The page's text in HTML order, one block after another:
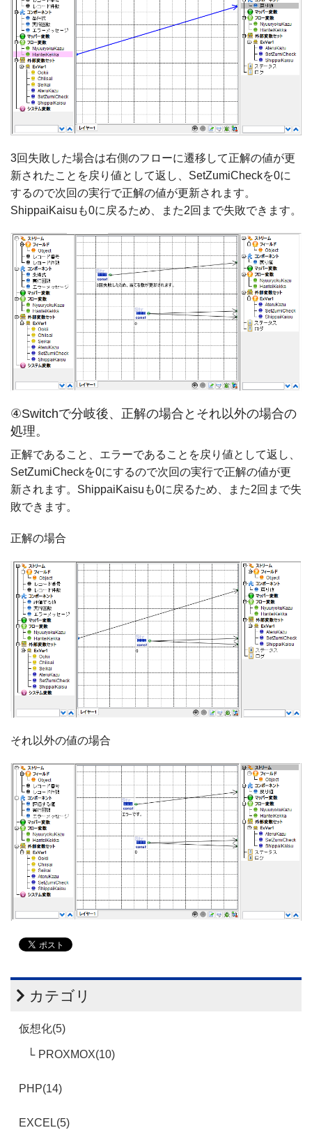
3回失敗した場合は右側のフローに遷移して正解の値が更
新されたことを戻り値として返し、SetZumiCheckを0に
するので次回の実行で正解の値が更新されます。
ShippaiKaisuも0に戻るため、また2回まで失敗できます。
④Switchで分岐後、正解の場合とそれ以外の場合の
処理。
正解であること、エラーであることを戻り値として返し、
SetZumiCheckを0にするので次回の実行で正解の値が更
新されます。ShippaiKaisuも0に戻るため、また2回まで失
敗できます。
正解の場合
それ以外の値の場合
カテゴリ
仮想化(5)
PROXMOX(10)
PHP(14)
EXCEL(5)